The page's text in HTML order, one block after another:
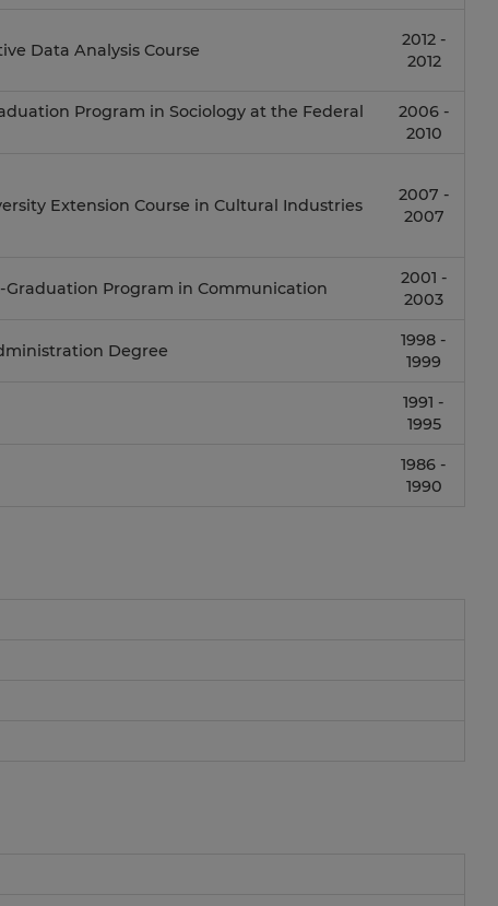
Data Analysis Course
2012 -
2012
Program in Sociology at the Federal
2006 -
2010
Extension Course in Cultural Industries
2007 -
2007
Graduation Program in Communication
2001 -
2003
Degree
1998 -
1999
1991 -
1995
1986 -
1990